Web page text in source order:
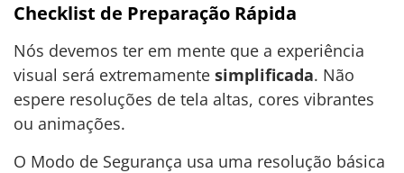
Checklist de Preparação Rápida
Nós devemos ter em mente que a experiência
visual será extremamente simplificada. Não
espere resoluções de tela altas, cores vibrantes
ou animações.
O Modo de Segurança usa uma resolução básica